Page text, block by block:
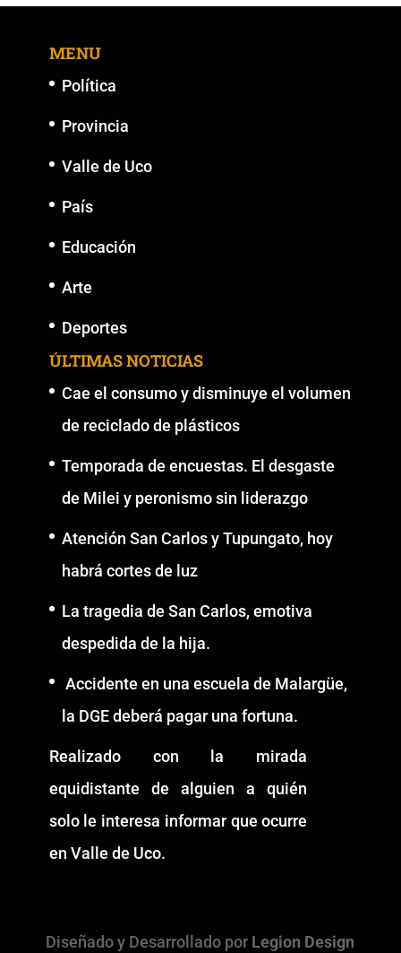
MENU
Política
Provincia
Valle de Uco
País
Educación
Arte
Deportes
ÚLTIMAS NOTICIAS
Cae el consumo y disminuye el volumen
de reciclado de plásticos
Temporada de encuestas. El desgaste
de Milei y peronismo sin liderazgo
Atención San Carlos y Tupungato, hoy
habrá cortes de luz
La tragedia de San Carlos, emotiva
despedida de la hija.
Accidente en una escuela de Malargüe,
la DGE deberá pagar una fortuna.
Realizado con la mirada
equidistante de alguien a quién
solo le interesa informar que ocurre
en Valle de Uco.
Diseñado y Desarrollado por Legion Design